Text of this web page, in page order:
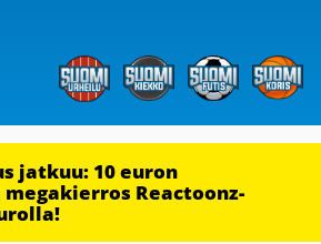
jatkuu: 10 euron
Reactoonz-